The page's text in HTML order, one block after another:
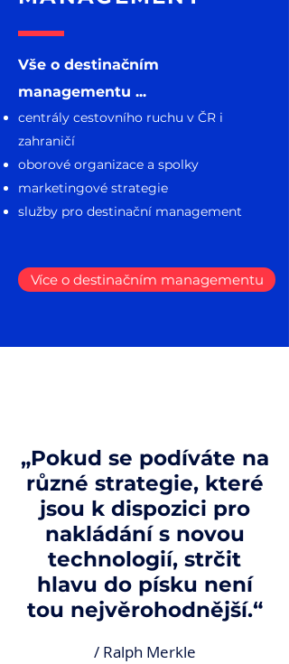
Vše o destinačním
managementu ...
centrály cestovního ruchu v ČR i
zahraničí
oborové organizace a spolky
marketingové strategie
služby pro destinační management
Více o destinačním managementu
„Pokud se podíváte na
různé strategie, které
jsou k dispozici pro
nakládání s novou
technologií, strčit
hlavu do písku není
tou nejvěrohodnější.“
/ Ralph Merkle